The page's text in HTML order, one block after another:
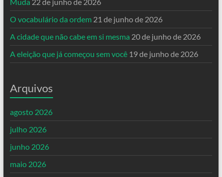
O vocabulário da ordem 21 de junho de 2026
A cidade que não cabe em si mesma 20 de junho de 2026
A eleição que já começou sem você 19 de junho de 2026
Arquivos
agosto 2026
julho 2026
junho 2026
maio 2026